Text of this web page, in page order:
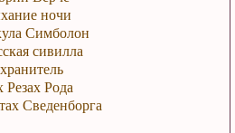
ночи
Симболон
сивилла
Рода
Сведенборга